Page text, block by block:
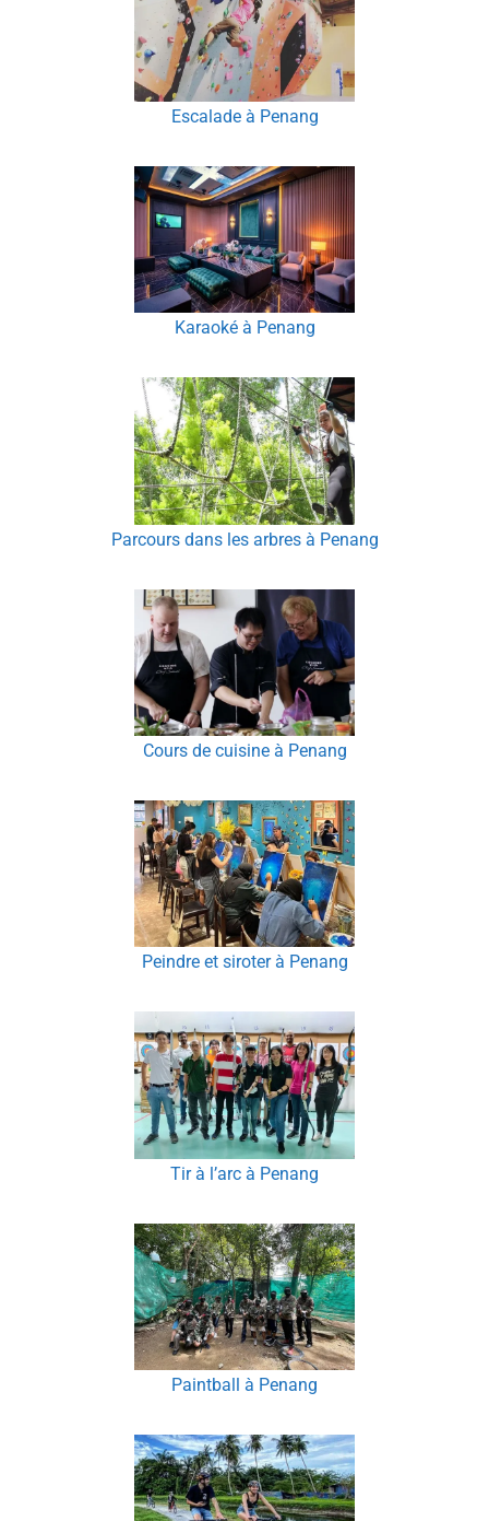
Escalade à Penang
Karaoké à Penang
Parcours dans les arbres à Penang
Cours de cuisine à Penang
Peindre et siroter à Penang
Tir à l’arc à Penang
Paintball à Penang